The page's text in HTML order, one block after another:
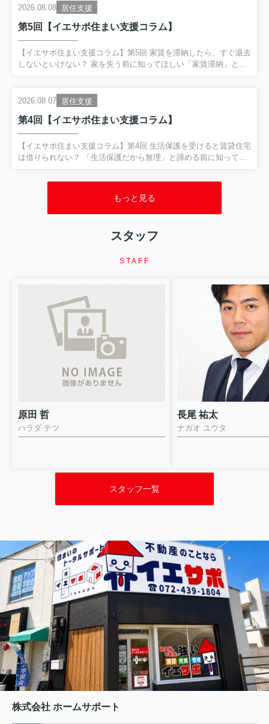
は、 単なるお金の問題ではない場合があります。 失業や病気、生
活状況の変化など、 その背景に別の困りごとが隠れていることが
あります。 だからこそ、 家賃滞納を責めるだけではなく、 「住
まいを失うサイン」として早く気付くこと が大切だとお伝えしま
した。 今回は、住まい相談の現場で非常によく聞く、 「保証人が
いないと賃貸住宅は借りられないの？」 という疑問...
2026.08.08 居住支援
第5回【イエサポ住まい支援コラム】
【イエサポ住まい支援コラム】第5回 家賃を滞納したら、すぐ退去
しないといけない？ 家を失う前に知ってほしい「家賃滞納」とい
護を受給していることだけで、 賃貸住宅を借りられないわけでは
ありません。 一方で、 保証会社や初期費用、家賃、緊急連絡先な
ど、 入居までに整理が必要なケースがあります。 そして何より大
切なのが、 困ってからではなく、困り始めた段階で相談するこ
と。 今回は、その代表的なサインである、 「家賃滞納」 につい
てお話しします。 家賃を滞納したら、すぐに退去...
2026.08.07 居住支援
第4回【イエサポ住まい支援コラム】
【イエサポ住まい支援コラム】第4回 生活保護を受けると賃貸住宅
は借りられない？ 「生活保護だから無理」と諦める前に知ってほ
借りにくいのか？」 についてお伝えしました。 高齢だからという
う大家さん側の不安が、住まい探しを難しくしているケースがあ
ります。 そのため、保証会社や支援機関、居住支援法人などが関
とが大切だとお伝えしました。 今回は、住まい相談の現場でも非
もっと見る
スタッフ
STAFF
原田 哲
ハラダ テツ
長尾 祐太
ナガオ ユウタ
スタッフ一覧
株式会社 ホームサポート